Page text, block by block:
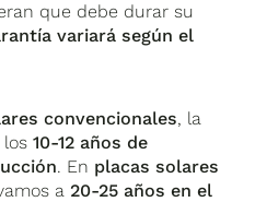
que debe durar su
variará según el
convencionales, la
los10-12 años de
. En placas solares
a 20-25 años en el